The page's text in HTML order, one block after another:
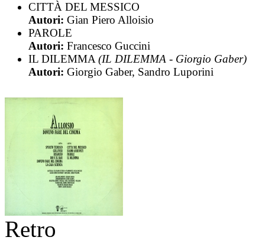
CITTÀ DEL MESSICO
Autori: Gian Piero Alloisio
PAROLE
Autori: Francesco Guccini
IL DILEMMA(IL DILEMMA - Giorgio Gaber)
Autori: Giorgio Gaber, Sandro Luporini
Retro